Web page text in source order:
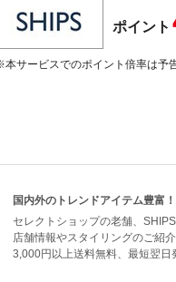
ポイント
サービスでのポイント倍率は予
国内外のトレンドアイテム豊富！
セレクトショップの老舗、
店舗情報やスタイリングのご紹
3,000円以上送料無料、最短翌日